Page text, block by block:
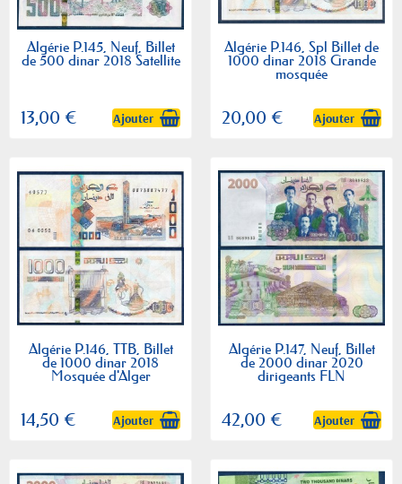
Algérie P.145, Neuf, Billet
de 500 dinar 2018 Satellite
13,00 € Ajouter
Algérie P.146, Spl Billet de
1000 dinar 2018 Grande
mosquée
20,00 € Ajouter
Algérie P.146, TTB, Billet
de 1000 dinar 2018
Mosquée d'Alger
14,50 € Ajouter
Algérie P.147, Neuf, Billet
de 2000 dinar 2020
dirigeants FLN
42,00 € Ajouter